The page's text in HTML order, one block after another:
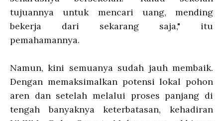
tujuannya untuk mencari uang, mending
bekerja dari sekarang saja," itu
pemahamannya.
Namun, kini semuanya sudah jauh membaik.
Dengan memaksimalkan potensi lokal pohon
aren dan setelah melalui proses panjang di
tengah banyaknya keterbatasan, kehadiran